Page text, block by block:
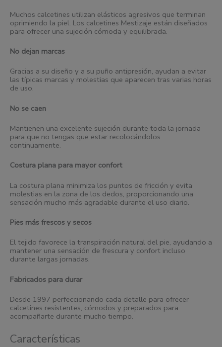
Muchos calcetines utilizan elásticos agresivos que terminan
oprimiendo la piel. Los calcetines Mestizaje están diseñados
para ofrecer una sujeción cómoda y equilibrada.
No dejan marcas
Gracias a su diseño y a su puño antipresión, ayudan a evitar
las típicas marcas y molestias que aparecen tras varias horas
de uso.
No se caen
Mantienen una excelente sujeción durante toda la jornada
para que no tengas que estar recolocándolos
continuamente.
Costura plana para mayor confort
La costura plana minimiza los puntos de fricción y evita
molestias en la zona de los dedos, proporcionando una
sensación mucho más agradable durante el uso diario.
Pies más frescos y secos
El tejido favorece la transpiración natural del pie, ayudando a
mantener una sensación de frescura y confort incluso
durante largas jornadas.
Fabricados para durar
Desde 1997 perfeccionando cada detalle para ofrecer
calcetines resistentes, cómodos y preparados para
acompañarte durante mucho tiempo.
Características